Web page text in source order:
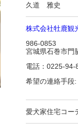
久道 雅史
株式会社牡鹿観
986-0853
宮城県石巻市門
電話：0225-94-
希望の連絡手段
愛犬家住宅コー